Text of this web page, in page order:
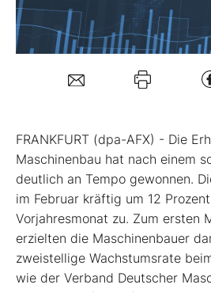
Folgen Sie uns
Kontakt
FRANKFURT (dpa-AFX) - Die
Maschinenbau hat nach einem
deutlich an Tempo gewonnen.
im Februar kräftig um 12
Vorjahresmonat zu. Zum ersten
erzielten die Maschinenbauer
zweistellige Wachstumsrate
wie der Verband Deutscher